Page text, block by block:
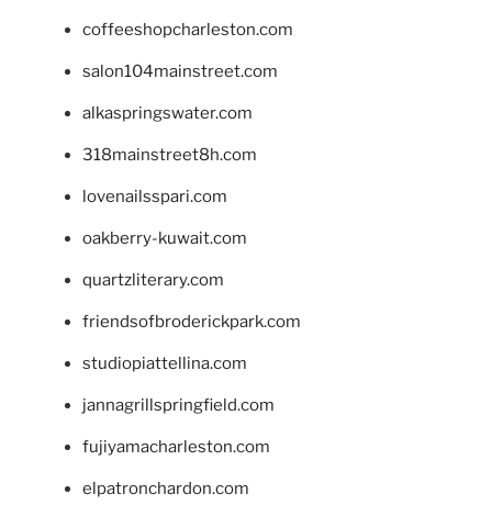
coffeeshopcharleston.com
salon104mainstreet.com
alkaspringswater.com
318mainstreet8h.com
lovenailsspari.com
oakberry-kuwait.com
quartzliterary.com
friendsofbroderickpark.com
studiopiattellina.com
jannagrillspringfield.com
fujiyamacharleston.com
elpatronchardon.com